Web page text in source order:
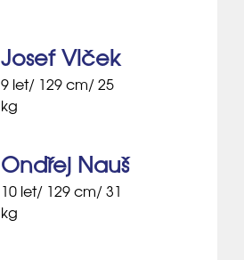
Josef Vlček
9 let/ 129 cm/ 25
kg
Ondřej Nauš
10 let/ 129 cm/ 31
kg